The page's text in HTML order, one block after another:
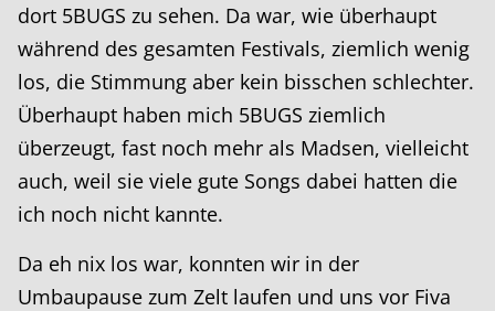
dort 5BUGS zu sehen. Da war, wie überhaupt
während des gesamten Festivals, ziemlich wenig
los, die Stimmung aber kein bisschen schlechter.
Überhaupt haben mich 5BUGS ziemlich
überzeugt, fast noch mehr als Madsen, vielleicht
auch, weil sie viele gute Songs dabei hatten die
ich noch nicht kannte.
Da eh nix los war, konnten wir in der
Umbaupause zum Zelt laufen und uns vor Fiva